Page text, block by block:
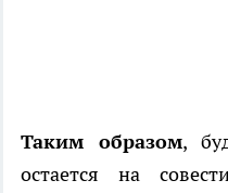
Таким образом,
остается на